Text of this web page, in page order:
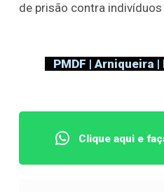
de prisão contra
PMDF | Arniqueira
Clique aqui e